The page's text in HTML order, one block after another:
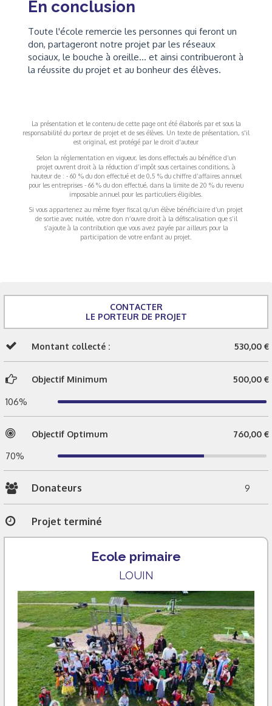
En conclusion
Toute l'école remercie les personnes qui feront un
don, partageront notre projet par les réseaux
sociaux, le bouche à oreille... et ainsi contribueront à
la réussite du projet et au bonheur des élèves.
La présentation et le contenu de cette page ont été élaborés par et sous la
responsabilité du porteur de projet et de ses élèves. Un texte de présentation, s'il
est original, est protégé par le droit d'auteur
Selon la réglementation en vigueur, les dons effectués au bénéfice d’un
projet ouvrent droit à la réduction d’impôt sous certaines conditions, à
hauteur de : - 60 % du don effectué et de 0,5 % du chiffre d’affaires annuel
pour les entreprises - 66 % du don effectué, dans la limite de 20 % du revenu
imposable annuel pour les particuliers éligibles.
Si vous appartenez au même foyer fiscal qu’un élève bénéficiaire d’un projet
de sortie avec nuitée, votre don n’ouvre droit à la défiscalisation que s’il
s’ajoute à la contribution que vous avez payée par ailleurs pour la
participation de votre enfant au projet.
CONTACTER
LE PORTEUR DE PROJET
Montant collecté : 530,00 €
Objectif Minimum 500,00 €
106%
Objectif Optimum 760,00 €
70%
Donateurs 9
Projet terminé
Ecole primaire
LOUIN